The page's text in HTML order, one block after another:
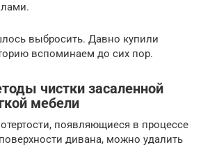
выбросить. Давно купили
вспоминаем до сих пор.
чистки засаленной
мебели
появляющиеся в процессе
дивана, можно удалить